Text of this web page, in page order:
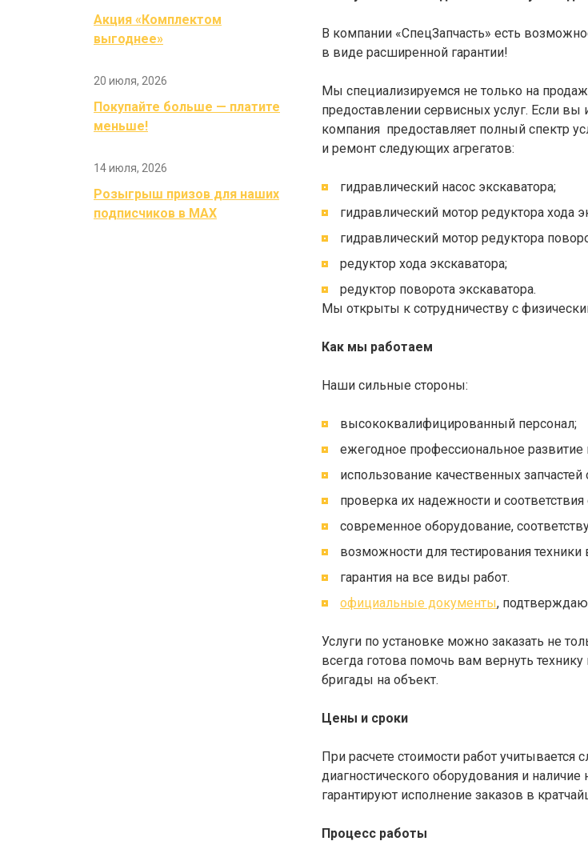
Акция «Комплектом
выгоднее»
20 июля, 2026
Покупайте больше — платите
меньше!
14 июля, 2026
Розыгрыш призов для наших
подписчиков в MAX
В компании «СпецЗапчасть» есть
в виде расширенной гарантии!
Мы специализируемся не только на
предоставлении сервисных услуг. Если
компания предоставляет полный спектр
и ремонт следующих агрегатов:
гидравлический насос экскаватора;
гидравлический мотор редуктора хода
гидравлический мотор редуктора
редуктор хода экскаватора;
редуктор поворота экскаватора.
Мы открыты к сотрудничеству с
Как мы работаем
Наши сильные стороны:
высококвалифицированный персонал;
ежегодное профессиональное
использование качественных
проверка их надежности и
современное оборудование,
возможности для тестирования
гарантия на все виды работ.
официальные документы,
Услуги по установке можно заказать не
всегда готова помочь вам вернуть
бригады на объект.
Цены и сроки
При расчете стоимости работ
диагностического оборудования и
гарантируют исполнение заказов в
Процесс работы